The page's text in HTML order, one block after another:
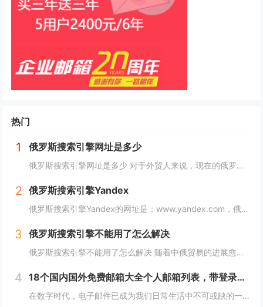
热门
1 俄罗斯搜索引擎网址是多少
俄罗斯搜索引擎网址是多少 对于外贸人来说，现在的俄罗斯市场可以算是一个炙手可热的香饽饽，而要开发俄罗斯客户，就需要会用他们的搜索引擎，下面详细介绍俄罗斯搜索引擎网址是多少？ 俄罗斯搜索引擎网址是多少 俄罗斯引擎官方入口地址https...
2 俄罗斯搜索引擎Yandex
俄罗斯搜索引擎Yandex的网址是：www.yandex.com，俄罗斯最著名和最常用的搜索引擎之一，"Яндекс"（Yandex）提供搜索引擎、电子邮件、在线地图、音乐、新闻、视频等各种在线服务。 如果你想访问"Яндекс"（Yan...
3 俄罗斯搜索引擎不能用了怎么解决
俄罗斯搜索引擎不能用了怎么解决 随着中俄贸易的进展愈加顺利，越来越多的外贸人都尝试着与俄罗斯客户进行接触，而这最重要的便是学会使用俄罗斯搜索引擎，但很多人会发现自己的搜索引擎突然不能用了，下面，小编就来详细介绍下俄罗斯搜索引擎不能用了怎么解...
4 18个国内国外免费邮箱大全个人邮箱列表，带登录链接
在数字时代，电子邮件已成为我们日常生活中不可或缺的一部分。无论是在工作、学习还是生活中，我们都需要一个安全、稳定、快速的邮箱服务来满足我们的需求。今天，我们将为您带来18个国内外免费邮箱大全，并附上登录链接，让您轻松获取您心仪的邮箱服务。...